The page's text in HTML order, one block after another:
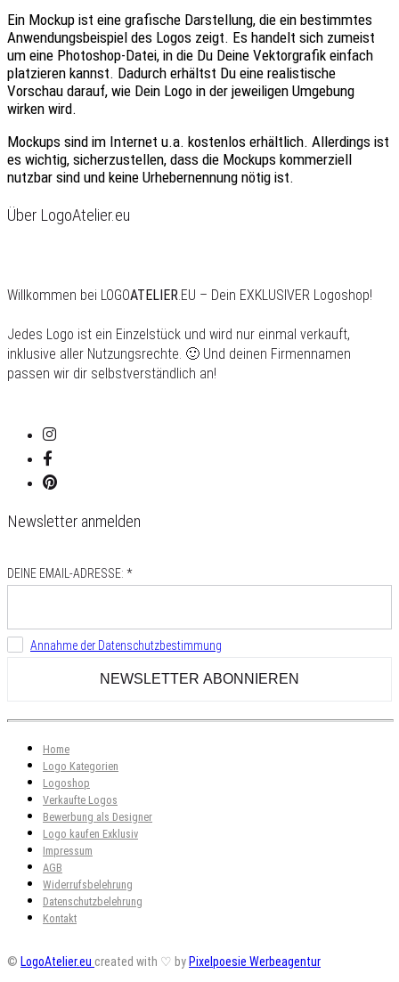
Ein Mockup ist eine grafische Darstellung, die ein bestimmtes
Anwendungsbeispiel des Logos zeigt. Es handelt sich zumeist
um eine Photoshop-Datei, in die Du Deine Vektorgrafik einfach
platzieren kannst. Dadurch erhältst Du eine realistische
Vorschau darauf, wie Dein Logo in der jeweiligen Umgebung
wirken wird.
Mockups sind im Internet u.a. kostenlos erhältlich. Allerdings ist
es wichtig, sicherzustellen, dass die Mockups kommerziell
nutzbar sind und keine Urhebernennung nötig ist.
Über LogoAtelier.eu
Willkommen bei LOGOATELIER .EU – Dein EXKLUSIVER Logoshop!
Jedes Logo ist ein Einzelstück und wird nur einmal verkauft,
inklusive aller Nutzungsrechte. 🙂 Und deinen Firmennamen
passen wir dir selbstverständlich an!
Newsletter anmelden
DEINE EMAIL-ADRESSE: *
Annahme der Datenschutzbestimmung
Home
Logo Kategorien
Logoshop
Verkaufte Logos
Bewerbung als Designer
Logo kaufen Exklusiv
Impressum
AGB
Widerrufsbelehrung
Datenschutzbelehrung
Kontakt
© LogoAtelier.eu created with ♡ by Pixelpoesie Werbeagentur